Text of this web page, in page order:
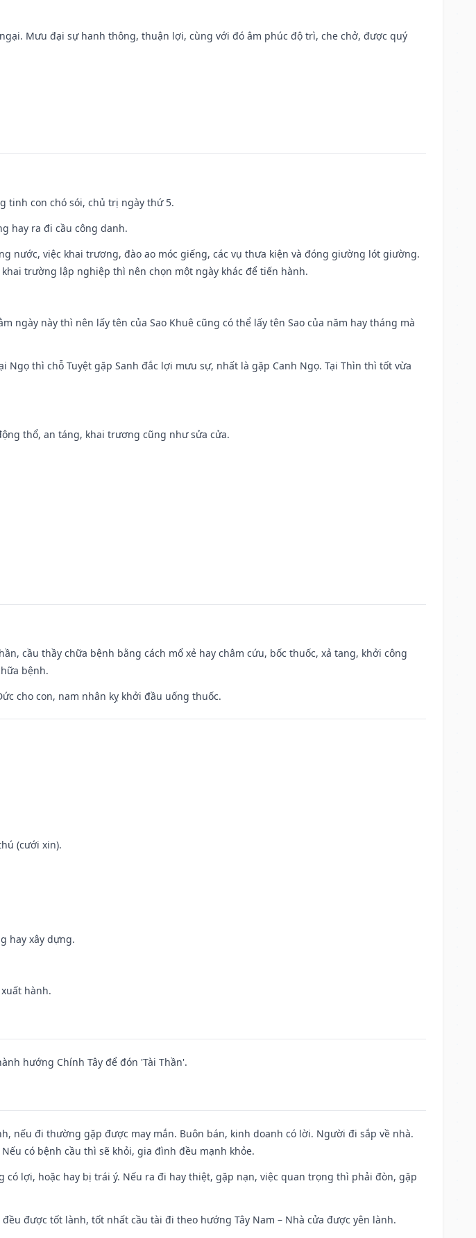
Mưu đại sự hanh thông, thuận lợi, cùng với đó âm phúc độ trì, che chở, được quý
tinh con chó sói, chủ trị ngày thứ 5.
hay ra đi cầu công danh.
nước, việc khai trương, đào ao móc giếng, các vụ thưa kiện và đóng giường lót giường.
trường lập nghiệp thì nên chọn một ngày khác để tiến hành.
ngày này thì nên lấy tên của Sao Khuê cũng có thể lấy tên Sao của năm hay tháng mà
Ngọ thì chỗ Tuyệt gặp Sanh đắc lợi mưu sự, nhất là gặp Canh Ngọ. Tại Thìn thì tốt vừa
thổ, an táng, khai trương cũng như sửa cửa.
cầu thầy chữa bệnh bằng cách mổ xẻ hay châm cứu, bốc thuốc, xả tang, khởi công
bệnh.
cho con, nam nhân kỵ khởi đầu uống thuốc.
(cưới xin).
hay xây dựng.
hành.
hướng Chính Tây để đón 'Tài Thần'.
nếu đi thường gặp được may mắn. Buôn bán, kinh doanh có lời. Người đi sắp về nhà.
có bệnh cầu thì sẽ khỏi, gia đình đều mạnh khỏe.
có lợi, hoặc hay bị trái ý. Nếu ra đi hay thiệt, gặp nạn, việc quan trọng thì phải đòn, gặp
đều được tốt lành, tốt nhất cầu tài đi theo hướng Tây Nam – Nhà cửa được yên lành.